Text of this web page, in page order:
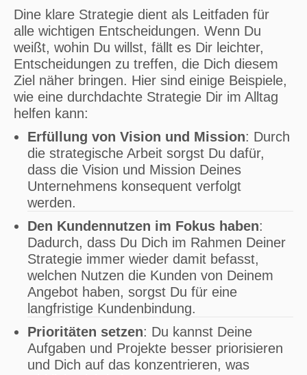
Dine klare Strategie dient als Leitfaden für
alle wichtigen Entscheidungen. Wenn Du
weißt, wohin Du willst, fällt es Dir leichter,
Entscheidungen zu treffen, die Dich diesem
Ziel näher bringen. Hier sind einige Beispiele,
wie eine durchdachte Strategie Dir im Alltag
helfen kann:
Erfüllung von Vision und Mission: Durch
die strategische Arbeit sorgst Du dafür,
dass die Vision und Mission Deines
Unternehmens konsequent verfolgt
werden.
Den Kundennutzen im Fokus haben:
Dadurch, dass Du Dich im Rahmen Deiner
Strategie immer wieder damit befasst,
welchen Nutzen die Kunden von Deinem
Angebot haben, sorgst Du für eine
langfristige Kundenbindung.
Prioritäten setzen: Du kannst Deine
Aufgaben und Projekte besser priorisieren
und Dich auf das konzentrieren, was